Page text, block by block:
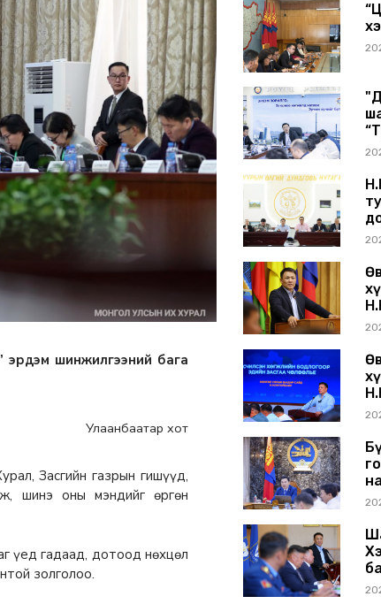
эрдэм шинжилгээний бага
Улаанбаатар хот
Засгийн газрын гишүүд,
шинэ оны мэндийг өргөн
үед гадаад, дотоод нөхцөл
золголоо.